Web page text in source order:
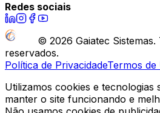
Redes sociais
© 2026 Gaiatec
reservados.
Política de PrivacidadeTermos de
Utilizamos cookies e tecnologias
manter o site funcionando e